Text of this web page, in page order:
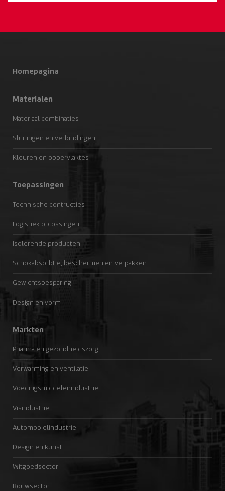
Homepagina
Materialen
Materiaal combinaties
Sluitingen en verbindingen
Kleuren en oppervlaktes
Toepassingen
Technische contructies
Logistiek oplossingen
Isolerende producten
Schokabsorbtie, beschermen en verpakken
Gewichtsbesparing
Design en vorm
Markten
Pharma en gezondheidszorg
Verwarming en ventilatie
Voedingsmiddelenindustrie
Visindustrie
Automobielindustrie
Design en kunst
Witgoedsector
Bouwsector